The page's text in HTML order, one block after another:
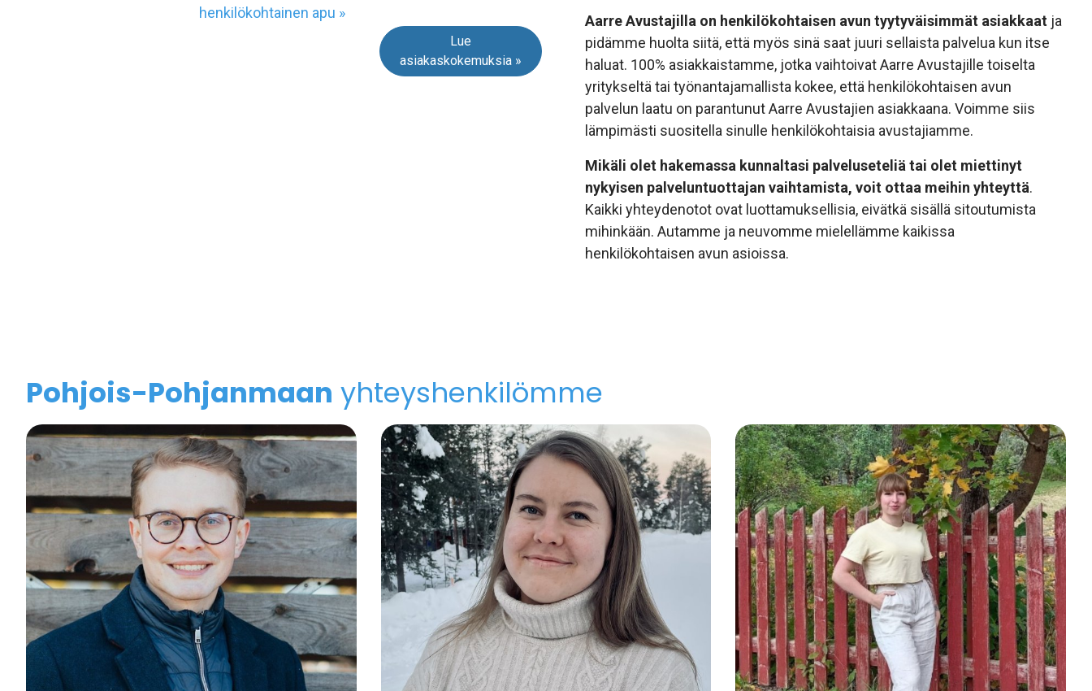
henkilökohtainen apu »
Lue
asiakaskokemuksia »
Aarre Avustajilla on henkilökohtaisen avun tyytyväisimmät asiakkaat ja
pidämme huolta siitä, että myös sinä saat juuri sellaista palvelua kun itse
haluat. 100% asiakkaistamme, jotka vaihtoivat Aarre Avustajille toiselta
yritykseltä tai työnantajamallista kokee, että henkilökohtaisen avun
palvelun laatu on parantunut Aarre Avustajien asiakkaana. Voimme siis
lämpimästi suositella sinulle henkilökohtaisia avustajiamme.
Mikäli olet hakemassa kunnaltasi palveluseteliä tai olet miettinyt
nykyisen palveluntuottajan vaihtamista, voit ottaa meihin yhteyttä.
Kaikki yhteydenotot ovat luottamuksellisia, eivätkä sisällä sitoutumista
mihinkään. Autamme ja neuvomme mielellämme kaikissa
henkilökohtaisen avun asioissa.
Pohjois-Pohjanmaan yhteyshenkilömme